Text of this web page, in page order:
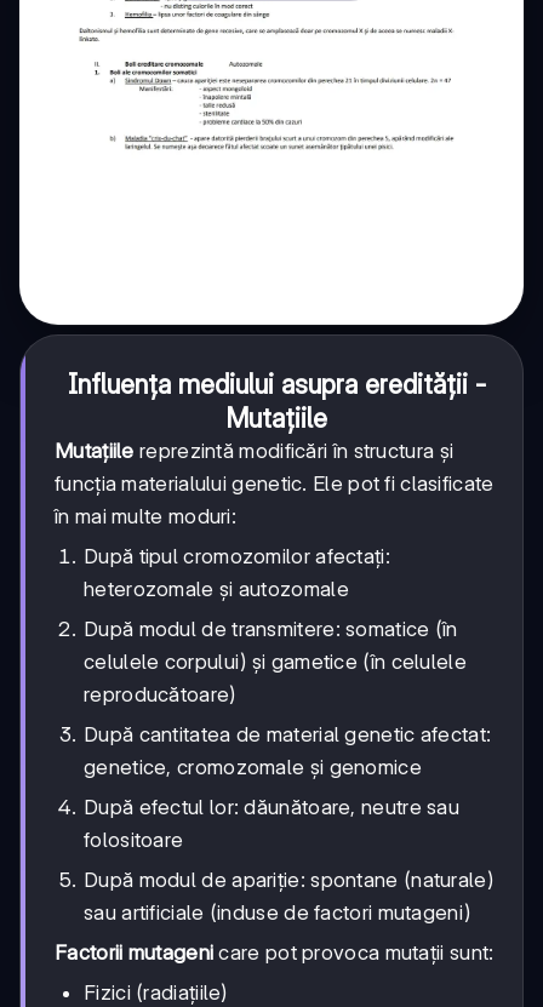
Influența mediului asupra eredității -
Mutațiile
Mutațiile reprezintă modificări în structura și
funcția materialului genetic. Ele pot fi clasificate
în mai multe moduri:
După tipul cromozomilor afectați:
heterozomale și autozomale
După modul de transmitere: somatice (în
celulele corpului) și gametice (în celulele
reproducătoare)
După cantitatea de material genetic afectat:
genetice, cromozomale și genomice
După efectul lor: dăunătoare, neutre sau
folositoare
După modul de apariție: spontane (naturale)
sau artificiale (induse de factori mutageni)
Factorii mutageni care pot provoca mutații sunt:
Fizici (radiațiile)